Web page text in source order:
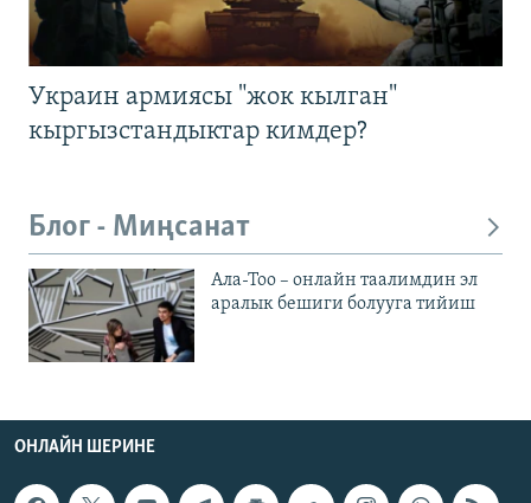
Украин армиясы "жок кылган"
кыргызстандыктар кимдер?
Блог - Миңсанат
Ала-Тоо – онлайн таалимдин эл
аралык бешиги болууга тийиш
ОНЛАЙН ШЕРИНЕ